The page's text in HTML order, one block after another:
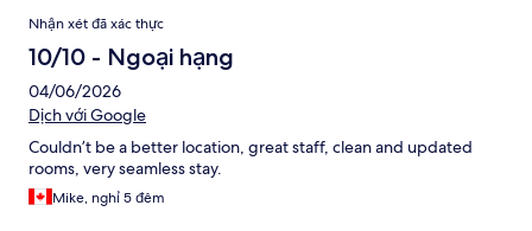
Nhận xét đã xác thực
10/10 - Ngoại hạng
04/06/2026
Dịch với Google
Couldn’t be a better location, great staff, clean and updated
rooms, very seamless stay.
Mike, nghỉ 5 đêm